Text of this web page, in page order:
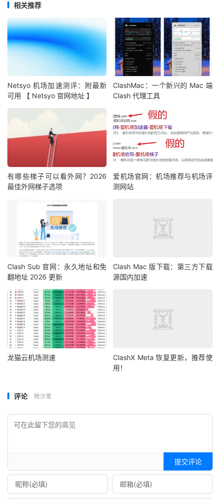
相关推荐
Netsyo 机场加速测评：附最新
可用 【 Netsyo 官网地址 】
ClashMac：一个新兴的 Mac 端
Clash 代理工具
有哪些梯子可以看外网？2026
最佳外网梯子选项
爱机场官网：机场推荐与机场评
测网站
Clash Sub 官网：永久地址和免
翻地址 2026 更新
Clash Mac 版下载：第三方下载
源国内加速
龙猫云机场测速
ClashX Meta 恢复更新，推荐使
用！
评论 抢沙发
提交评论